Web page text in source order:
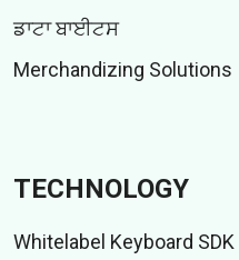
ਡਾਟਾ ਬਾਈਟਸ
Merchandizing Solutions
TECHNOLOGY
Whitelabel Keyboard SDK